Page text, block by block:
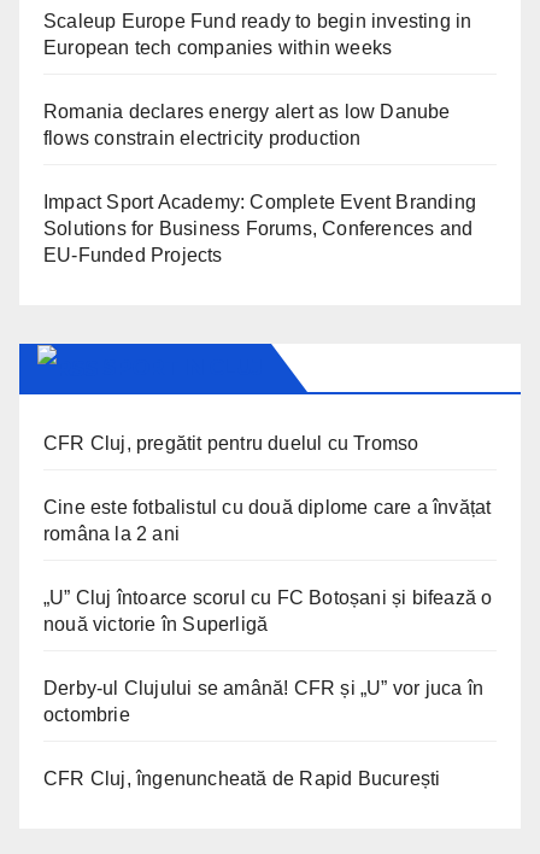
Scaleup Europe Fund ready to begin investing in
European tech companies within weeks
Romania declares energy alert as low Danube
flows constrain electricity production
Impact Sport Academy: Complete Event Branding
Solutions for Business Forums, Conferences and
EU-Funded Projects
CFR Cluj, pregătit pentru duelul cu Tromso
Cine este fotbalistul cu două diplome care a învățat
româna la 2 ani
„U” Cluj întoarce scorul cu FC Botoșani și bifează o
nouă victorie în Superligă
Derby-ul Clujului se amână! CFR și „U” vor juca în
octombrie
CFR Cluj, îngenuncheată de Rapid București